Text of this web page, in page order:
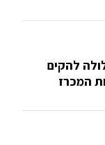
להקים
המכרז